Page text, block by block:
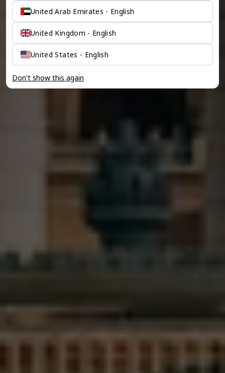
United Arab Emirates - English
United Kingdom - English
United States - English
Don't show this again